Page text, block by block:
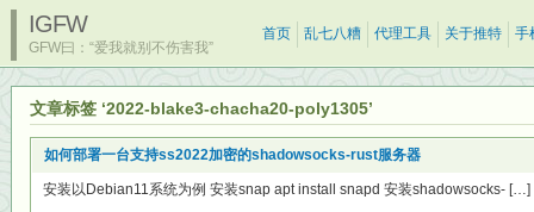
IGFW
GFW曰：“爱我就别不伤害我”
首页 乱七八糟 代理工具 关于推特 手
文章标签 ‘2022-blake3-chacha20-poly1305’
如何部署一台支持ss2022加密的shadowsocks-rust服务器
安装以Debian11系统为例 安装snap apt install snapd 安装shadowsocks- […]